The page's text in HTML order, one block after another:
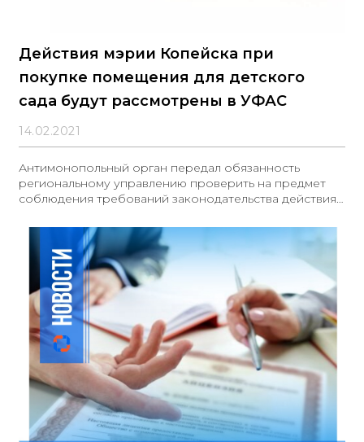
Действия мэрии Копейска при
покупке помещения для детского
сада будут рассмотрены в УФАС
14.02.2021
Антимонопольный орган передал обязанность
региональному управлению проверить на предмет
соблюдения требований законодательства действия